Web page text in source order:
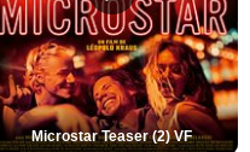
Microstar Teaser (2) VF